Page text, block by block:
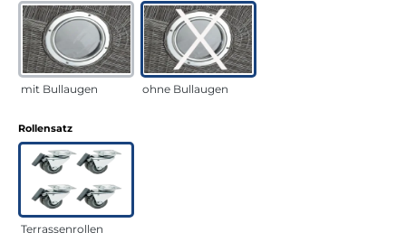
mit Bullaugen ohne Bullaugen
Rollensatzauswählen
Terrassenrollen